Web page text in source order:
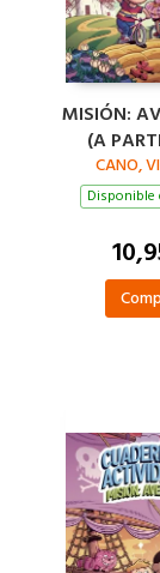
MISIÓN:
(A
CANO,
Disponible